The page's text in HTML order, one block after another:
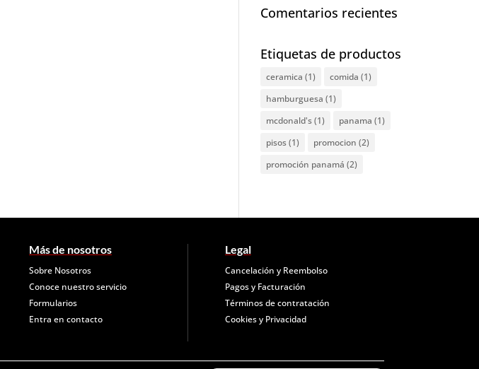
Comentarios recientes
Etiquetas de productos
ceramica (1) comida (1)
hamburguesa (1)
mcdonald's(1) panama (1)
pisos(1) promocion (2)
promoción panamá (2)
Más de nosotros
Sobre Nosotros
Conoce nuestro servicio
Formularios
Entra en contacto
Legal
Cancelación y Reembolso
Pagos y Facturación
Términos de contratación
Cookies y Privacidad